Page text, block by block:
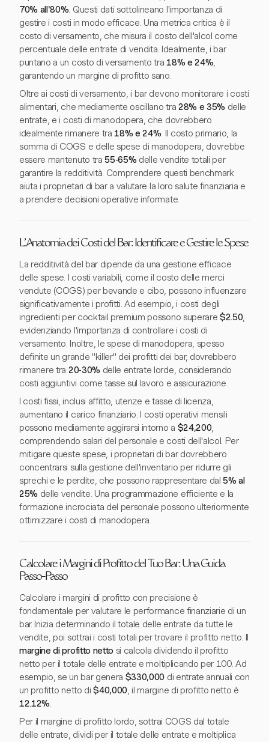
70% all'80%. Questi dati sottolineano l'importanza di
gestire i costi in modo efficace. Una metrica critica è il
costo di versamento, che misura il costo dell'alcol come
percentuale delle entrate di vendita. Idealmente, i bar
puntano a un costo di versamento tra18% e 24%,
garantendo un margine di profitto sano.
Oltre ai costi di versamento, i bar devono monitorare i costi
alimentari, che mediamente oscillano tra 28% e 35% delle
entrate, e i costi di manodopera, che dovrebbero
idealmente rimanere tra18% e 24%. Il costo primario, la
somma di COGS e delle spese di manodopera, dovrebbe
essere mantenuto tra55-65% delle vendite totali per
garantire la redditività. Comprendere questi benchmark
aiuta i proprietari di bar a valutare la loro salute finanziaria e
a prendere decisioni operative informate.
L'Anatomia dei Costi del Bar: Identificare e Gestire le Spese
La redditività del bar dipende da una gestione efficace
delle spese. I costi variabili, come il costo delle merci
vendute (COGS) per bevande e cibo, possono influenzare
significativamente i profitti. Ad esempio, i costi degli
ingredienti per cocktail premium possono superare $2.50,
evidenziando l'importanza di controllare i costi di
versamento. Inoltre, le spese di manodopera, spesso
definite un grande "killer" dei profitti dei bar, dovrebbero
rimanere tra 20-30% delle entrate lorde, considerando
costi aggiuntivi come tasse sul lavoro e assicurazione.
I costi fissi, inclusi affitto, utenze e tasse di licenza,
aumentano il carico finanziario. I costi operativi mensili
possono mediamente aggirarsi intorno a $24,200,
comprendendo salari del personale e costi dell'alcol. Per
mitigare queste spese, i proprietari di bar dovrebbero
concentrarsi sulla gestione dell'inventario per ridurre gli
sprechi e le perdite, che possono rappresentare dal5% al
25% delle vendite. Una programmazione efficiente e la
formazione incrociata del personale possono ulteriormente
ottimizzare i costi di manodopera.
Calcolare i Margini di Profitto del Tuo Bar: Una Guida
Passo-Passo
Calcolare i margini di profitto con precisione è
fondamentale per valutare le performance finanziarie di un
bar. Inizia determinando il totale delle entrate da tutte le
vendite, poi sottrai i costi totali per trovare il profitto netto. Il
margine di profitto netto si calcola dividendo il profitto
netto per il totale delle entrate e moltiplicando per 100. Ad
esempio, se un bar genera $330,000 di entrate annuali con
un profitto netto di$40,000, il margine di profitto netto è
12.12%.
Per il margine di profitto lordo, sottrai COGS dal totale
delle entrate, dividi per il totale delle entrate e moltiplica